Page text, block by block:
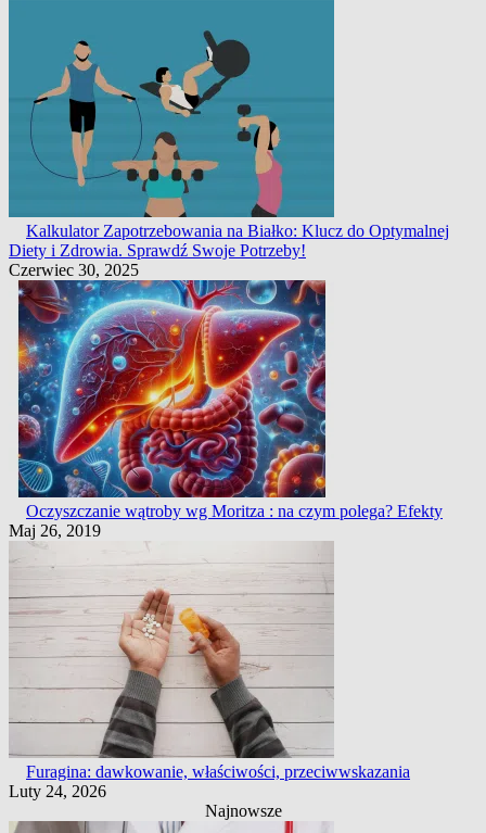
Kalkulator Zapotrzebowania na Białko: Klucz do Optymalnej
Diety i Zdrowia. Sprawdź Swoje Potrzeby!
Czerwiec 30, 2025
Oczyszczanie wątroby wg Moritza : na czym polega? Efekty
Maj 26, 2019
Furagina: dawkowanie, właściwości, przeciwwskazania
Luty 24, 2026
Najnowsze